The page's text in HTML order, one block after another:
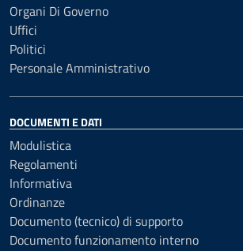
Organi Di Governo
Uffici
Politici
Personale Amministrativo
DOCUMENTI E DATI
Modulistica
Regolamenti
Informativa
Ordinanze
Documento (tecnico) di supporto
Documento funzionamento interno